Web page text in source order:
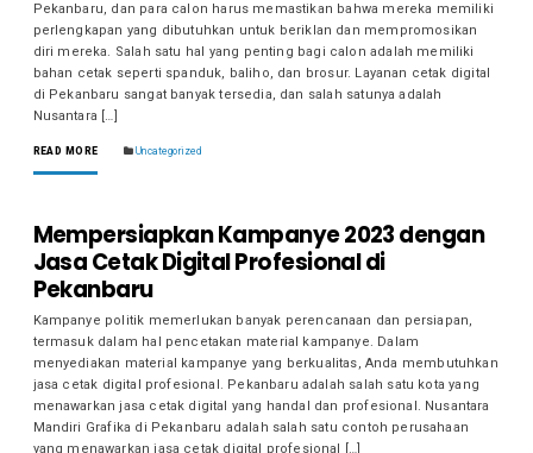
Pekanbaru, dan para calon harus memastikan bahwa mereka memiliki
perlengkapan yang dibutuhkan untuk beriklan dan mempromosikan
diri mereka. Salah satu hal yang penting bagi calon adalah memiliki
bahan cetak seperti spanduk, baliho, dan brosur. Layanan cetak digital
di Pekanbaru sangat banyak tersedia, dan salah satunya adalah
Nusantara […]
READ MORE Uncategorized
Mempersiapkan Kampanye 2023 dengan
Jasa Cetak Digital Profesional di
Pekanbaru
Kampanye politik memerlukan banyak perencanaan dan persiapan,
termasuk dalam hal pencetakan material kampanye. Dalam
menyediakan material kampanye yang berkualitas, Anda membutuhkan
jasa cetak digital profesional. Pekanbaru adalah salah satu kota yang
menawarkan jasa cetak digital yang handal dan profesional. Nusantara
Mandiri Grafika di Pekanbaru adalah salah satu contoh perusahaan
yang menawarkan jasa cetak digital profesional […]